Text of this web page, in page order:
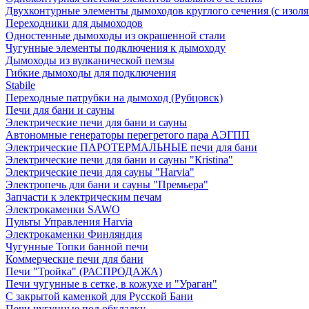
Двухконтурные элементы дымоходов круглого сечения (с
Переходники для дымоходов
Одностенные дымоходы из окрашенной стали
Чугунные элементы подключения к дымоходу
Дымоходы из вулканической пемзы
Гибкие дымоходы для подключения
Stabile
Переходные патрубки на дымоход (Рубцовск)
Печи для бани и сауны
Электрические печи для бани и сауны
Автономные генераторы перегретого пара АЭГПП
Электрические ПАРОТЕРМАЛЬНЫЕ печи для бани
Электрические печи для бани и сауны "Кristina"
Электрические печи для сауны "Harvia"
Электропечь для бани и сауны "Премьера"
Запчасти к электрическим печам
Электрокаменки SAWO
Пульты Управления Harvia
Электрокаменки Финляндия
Чугунные Топки банной печи
Коммерческие печи для бани
Печи "Тройка" (РАСПРОДАЖА)
Печи чугунные в сетке, в кожухе и "Ураган"
С закрытой каменкой для Русской Бани